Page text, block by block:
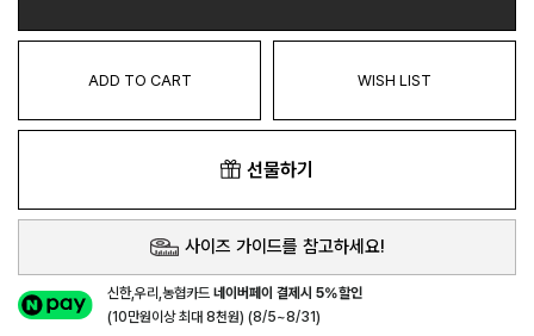
ADD TO CART WISH LIST
선물하기
사이즈 가이드를 참고하세요!
신한,우리,농협카드네이버페이 결제시 5%할인
(10만원이상 최대 8천원) (8/5~8/31)